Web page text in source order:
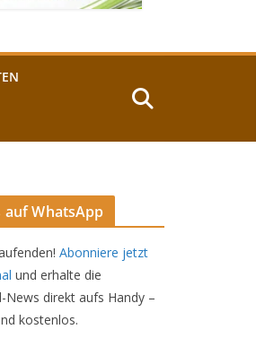
auf WhatsApp
Abonniere jetzt
und erhalte die
direkt aufs Handy –
kostenlos.